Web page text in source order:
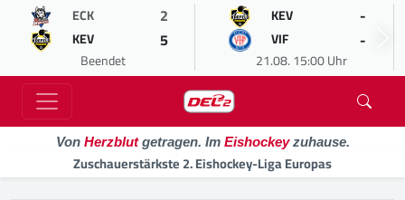
ECK 2
KEV 5
Beendet
KEV -
VIF -
21.08. 15:00 Uhr
Von Herzblutgetragen. Im Eishockeyzuhause.
Zuschauerstärkste 2. Eishockey-Liga Europas